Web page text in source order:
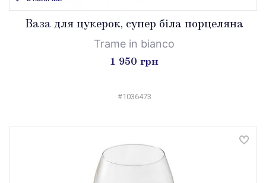
Ваза для цукерок, супер біла порцеляна
Trame in bianco
1 950 грн
#1036473